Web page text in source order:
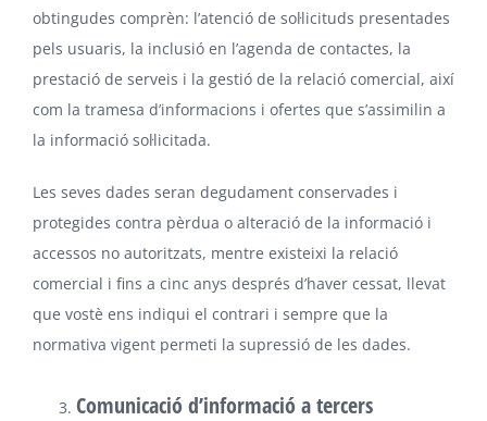
obtingudes comprèn: l’atenció de sol·licituds presentades
pels usuaris, la inclusió en l’agenda de contactes, la
prestació de serveis i la gestió de la relació comercial, així
com la tramesa d’informacions i ofertes que s’assimilin a
la informació sol·licitada.
Les seves dades seran degudament conservades i
protegides contra pèrdua o alteració de la informació i
accessos no autoritzats, mentre existeixi la relació
comercial i fins a cinc anys després d’haver cessat, llevat
que vostè ens indiqui el contrari i sempre que la
normativa vigent permeti la supressió de les dades.
Comunicació d’informació a tercers